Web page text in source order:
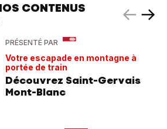
CONTENUS
PRÉSENTÉ PAR
Votre escapade en montagne à
portée de train
Découvrez Saint-Gervais
Mont-Blanc